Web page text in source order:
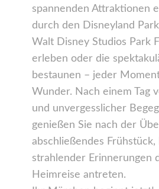
spannenden Attraktionen
durch den Disneyland
Walt Disney Studios Park
erleben oder die
bestaunen – jeder
Wunder. Nach einem Tag
und unvergesslicher
genießen Sie nach der
abschließendes
strahlender Erinnerungen
Heimreise antreten.